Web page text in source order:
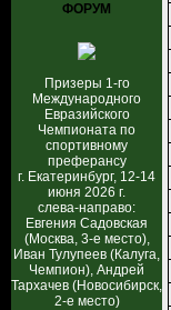
ФОРУМ
Призеры 1-го
Международного
Евразийского
Чемпионата по
спортивному
преферансу
г. Екатеринбург, 12-14
июня 2026 г.
слева-направо:
Евгения Садовская
(Москва, 3-е место),
Иван Тулупеев (Калуга,
Чемпион), Андрей
Тархачев (Новосибирск,
2-е место)